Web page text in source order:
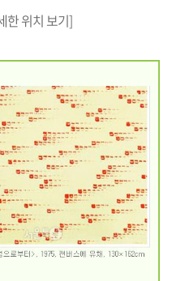
한 위치 보기]